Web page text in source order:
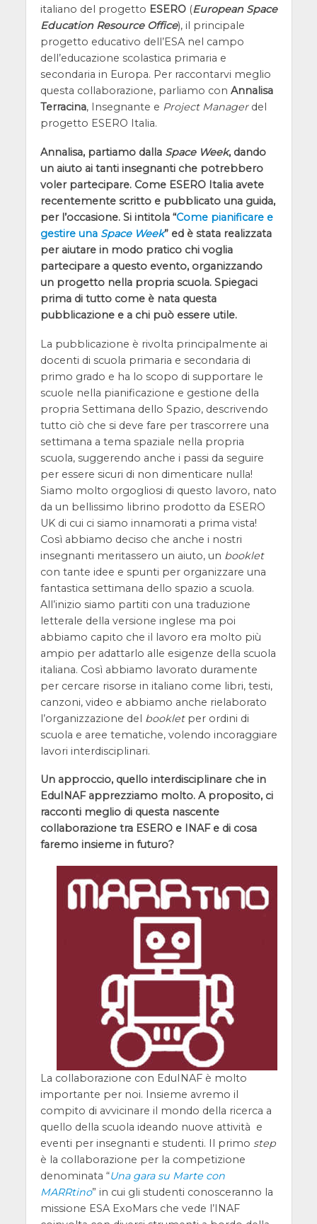
italiano del progetto ESERO(European Space
Education Resource Office), il principale
progetto educativo dell’ESA nel campo
dell’educazione scolastica primaria e
secondaria in Europa. Per raccontarvi meglio
questa collaborazione, parliamo con Annalisa
Terracina, Insegnante e Project Managerdel
progetto ESERO Italia.
Annalisa, partiamo dalla Space Week, dando
un aiuto ai tanti insegnanti che potrebbero
voler partecipare. Come ESERO Italia avete
recentemente scritto e pubblicato una guida,
per l’occasione. Si intitola “Come pianificare e
gestire una Space Week” ed è stata realizzata
per aiutare in modo pratico chi voglia
partecipare a questo evento, organizzando
un progetto nella propria scuola. Spiegaci
prima di tutto come è nata questa
pubblicazione e a chi può essere utile.
La pubblicazione è rivolta principalmente ai
docenti di scuola primaria e secondaria di
primo grado e ha lo scopo di supportare le
scuole nella pianificazione e gestione della
propria Settimana dello Spazio, descrivendo
tutto ciò che si deve fare per trascorrere una
settimana a tema spaziale nella propria
scuola, suggerendo anche i passi da seguire
per essere sicuri di non dimenticare nulla!
Siamo molto orgogliosi di questo lavoro, nato
da un bellissimo librino prodotto da ESERO
UK di cui ci siamo innamorati a prima vista!
Così abbiamo deciso che anche i nostri
insegnanti meritassero un aiuto, un booklet
con tante idee e spunti per organizzare una
fantastica settimana dello spazio a scuola.
All’inizio siamo partiti con una traduzione
letterale della versione inglese ma poi
abbiamo capito che il lavoro era molto più
ampio per adattarlo alle esigenze della scuola
italiana. Così abbiamo lavorato duramente
per cercare risorse in italiano come libri, testi,
canzoni, video e abbiamo anche rielaborato
l’organizzazione del bookletper ordini di
scuola e aree tematiche, volendo incoraggiare
lavori interdisciplinari.
Un approccio, quello interdisciplinare che in
EduINAF apprezziamo molto. A proposito, ci
racconti meglio di questa nascente
collaborazione tra ESERO e INAF e di cosa
faremo insieme in futuro?
La collaborazione con EduINAF è molto
importante per noi. Insieme avremo il
compito di avvicinare il mondo della ricerca a
quello della scuola ideando nuove attività e
eventi per insegnanti e studenti. Il primo step
è la collaborazione per la competizione
denominata “Una gara su Marte con
MARRtino” in cui gli studenti conosceranno la
missione ESA ExoMars che vede l’INAF